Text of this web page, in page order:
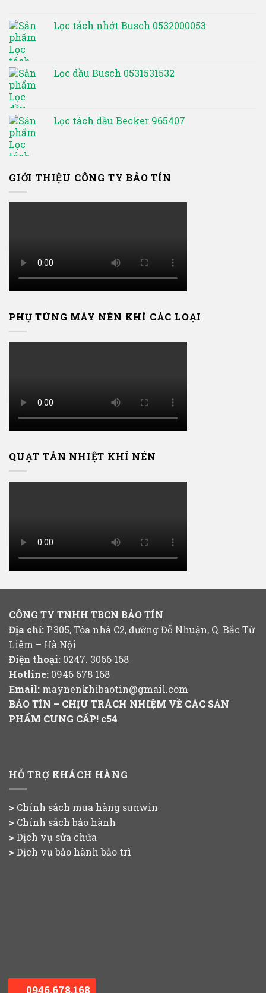
Lọc tách nhớt Busch 0532000053
Lọc dầu Busch 0531531532
Lọc tách dầu Becker 965407
GIỚI THIỆU CÔNG TY BẢO TÍN
PHỤ TÙNG MÁY NÉN KHÍ CÁC LOẠI
QUẠT TẢN NHIỆT KHÍ NÉN
CÔNG TY TNHH TBCN BẢO TÍN
Địa chỉ: P.305, Tòa nhà C2, đường Đỗ Nhuận, Q. Bắc Từ
Liêm – Hà Nội
Điện thoại: 0247. 3066 168
Hotline: 0946 678 168
Email: maynenkhibaotin@gmail.com
BẢO TÍN – CHỊU TRÁCH NHIỆM VỀ CÁC SẢN
PHẨM CUNG CẤP! c54
HỖ TRỢ KHÁCH HÀNG
> Chính sách mua hàng sunwin
> Chính sách bảo hành
> Dịch vụ sửa chữa
> Dịch vụ bảo hành bảo trì
0946.678.168